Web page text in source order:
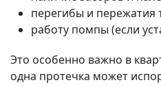
перегибы и пережатия
работу помпы (если
Это особенно важно в
одна протечка может